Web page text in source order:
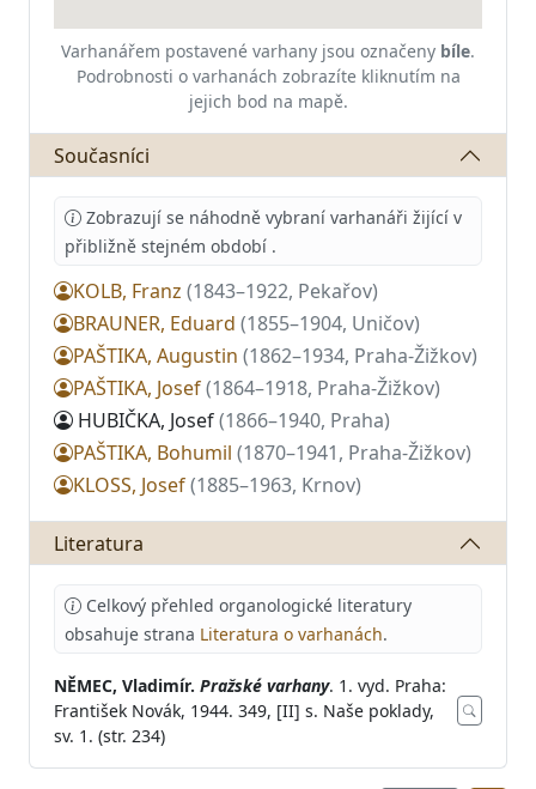
Varhanářem postavené varhany jsou označeny bíle.
Podrobnosti o varhanách zobrazíte kliknutím na
jejich bod na mapě.
Současníci
Zobrazují se náhodně vybraní varhanáři žijící v
přibližně stejném období .
KOLB, Franz (1843–1922, Pekařov)
BRAUNER, Eduard (1855–1904, Uničov)
PAŠTIKA, Augustin (1862–1934, Praha-Žižkov)
PAŠTIKA, Josef(1864–1918, Praha-Žižkov)
HUBIČKA, Josef(1866–1940, Praha)
PAŠTIKA, Bohumil (1870–1941, Praha-Žižkov)
KLOSS, Josef(1885–1963, Krnov)
Literatura
Celkový přehled organologické literatury
obsahuje strana Literatura o varhanách.
NĚMEC, Vladimír. Pražské varhany. 1. vyd. Praha:
František Novák, 1944. 349, [II] s. Naše poklady,
sv. 1. (str. 234)